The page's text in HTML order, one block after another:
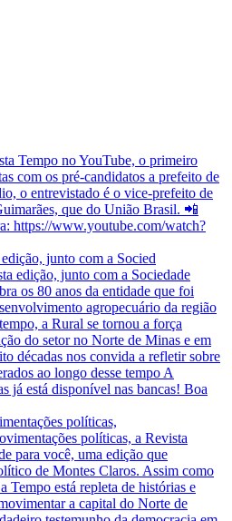
junto com a Socied
políticas,